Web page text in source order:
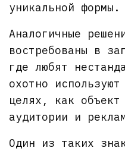
уникальной формы.
Аналогичные
востребованы в
где любят
охотно
целях, как объект
аудитории и
Один из таких